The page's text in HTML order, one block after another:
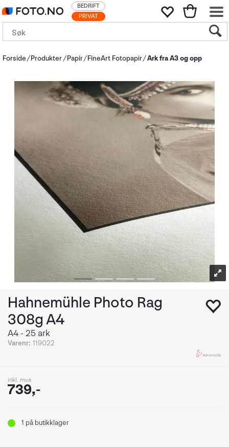
PRIVAT
BEDRIFT
Forside Produkter Papir FineArt Fotopapir Ark fra A3 og opp
Hahnemühle Photo Rag
308g A4
A4 - 25 ark
Varenr: 119022
inkl. mva
739,-
1 på butikklager